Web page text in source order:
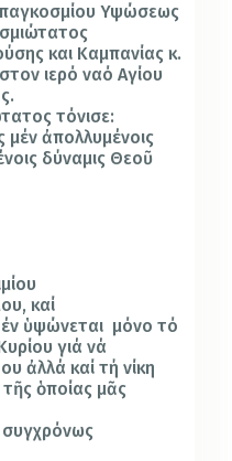
Υψώσεως
και Καμπανίας κ.
ιερό ναό Αγίου
τόνισε:
μένἀπολλυμένοις
δύναμις Θεοῦ
καί
ὑψώνεται μόνο τό
γιά νά
ἀλλά καί τή νίκη
ῆςὁποίας μᾶς
συγχρόνως